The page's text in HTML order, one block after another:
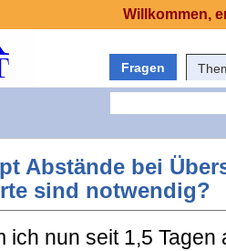
Fragen
Abstände bei
sind notwendig?
ich nun seit 1,5
Willkommen,